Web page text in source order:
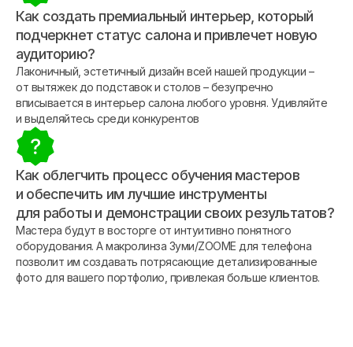
Как создать премиальный интерьер, который
подчеркнет статус салона и привлечет новую
аудиторию?
Лаконичный, эстетичный дизайн всей нашей продукции –
от вытяжек до подставок и столов – безупречно
вписывается в интерьер салона любого уровня. Удивляйте
и выделяйтесь среди конкурентов
Как облегчить процесс обучения мастеров
и обеспечить им лучшие инструменты
для работы и демонстрации своих результатов?
Мастера будут в восторге от интуитивно понятного
оборудования. А макролинза Зуми/ZOOME для телефона
позволит им создавать потрясающие детализированные
фото для вашего портфолио, привлекая больше клиентов.